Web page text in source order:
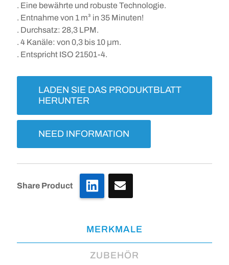
. Eine bewährte und robuste Technologie.
. Entnahme von 1 m³ in 35 Minuten!
. Durchsatz: 28,3 LPM.
. 4 Kanäle: von 0,3 bis 10 μm.
. Entspricht ISO 21501-4.
LADEN SIE DAS PRODUKTBLATT
HERUNTER
NEED INFORMATION
Share Product LinkedIn
MERKMALE
ZUBEHÖR